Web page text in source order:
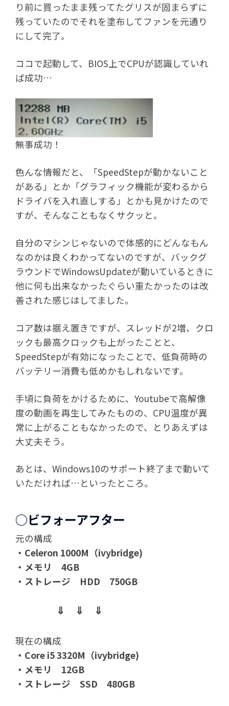
り前に買ったまま残ってたグリスが固まらずに
残っていたのでそれを塗布してファンを元通り
にして完了。
ココで起動して、BIOS上でCPUが認識していれ
ば成功…
無事成功！
色んな情報だと、「SpeedStepが動かないこと
がある」とか「グラフィック機能が変わるから
ドライバを入れ直しする」とかも見かけたので
すが、そんなこともなくサクッと。
自分のマシンじゃないので体感的にどんなもん
なのかは良くわかってないのですが、バックグ
ラウンドでWindowsUpdateが動いているときに
他に何も出来なかったぐらい重たかったのは改
善された感じはしてました。
コア数は据え置きですが、スレッドが2増、クロ
ックも最高クロックも上がったことと、
SpeedStepが有効になったことで、低負荷時の
バッテリー消費も低めかもしれないです。
手頃に負荷をかけるために、Youtubeで高解像
度の動画を再生してみたものの、CPU温度が異
常に上がることもなかったので、とりあえずは
大丈夫そう。
あとは、Windows10のサポート終了まで動いて
いただければ…といったところ。
○ビフォーアフター
元の構成
・Celeron 1000M（ivybridge)
・メモリ 4GB
・ストレージ HDD 750GB
⇓ ⇓ ⇓
現在の構成
・Core i5 3320M（ivybridge)
・メモリ 12GB
・ストレージ SSD 480GB